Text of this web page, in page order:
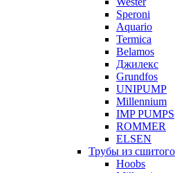
Speroni
Aquario
Termica
Belamos
Джилекс
Grundfos
UNIPUMP
Millennium
IMP PUMPS
ROMMER
ELSEN
Трубы из
Hoobs